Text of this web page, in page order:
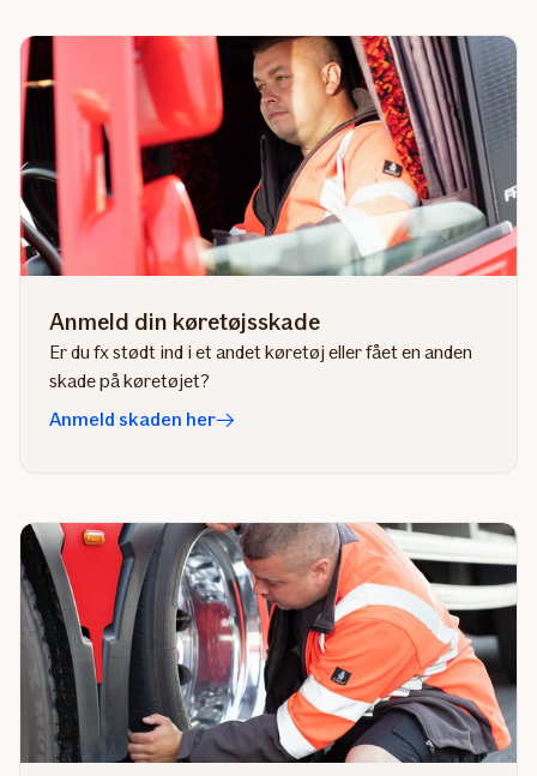
Anmeld din køretøjsskade
Er du fx stødt ind i et andet køretøj eller fået en anden
skade på køretøjet?
Anmeld skaden her